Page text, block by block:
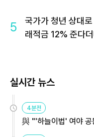
5
국가가 청년 상대
래적금 12% 준다
실시간 뉴스
4분전
與 "'하늘이법' 여야